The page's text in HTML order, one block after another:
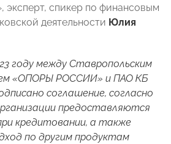
эксперт, спикер по финансовым
деятельности Юлия
году между Ставропольским
«ОПОРЫ РОССИИ» и ПАО КБ
соглашение, согласно
предоставляются
кредитовании, а также
по другим продуктам